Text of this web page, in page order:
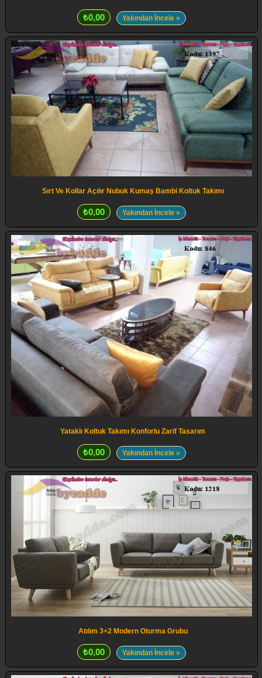
₺0,00 Yakından İncele »
Sırt Ve Kollar Açılır Nubuk Kumaş Bambi Koltuk Takımı
₺0,00 Yakından İncele »
Yataklı Koltuk Takımı Konforlu Zarif Tasarım
₺0,00 Yakından İncele »
Atılım 3+2 Modern Oturma Grubu
₺0,00 Yakından İncele »